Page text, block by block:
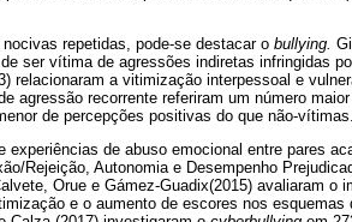
repetidas, pode-se destacar o bullying.
ser vítima de agressões indiretas infringidas
relacionaram a vitimização interpessoal e
agressão recorrente referiram um número
de percepções positivas do que não-vítimas.
experiências de abuso emocional entre pares
Rejeição, Autonomia e Desempenho
Orue e Gámez-Guadix(2015) avaliaram o
e o aumento de escores nos